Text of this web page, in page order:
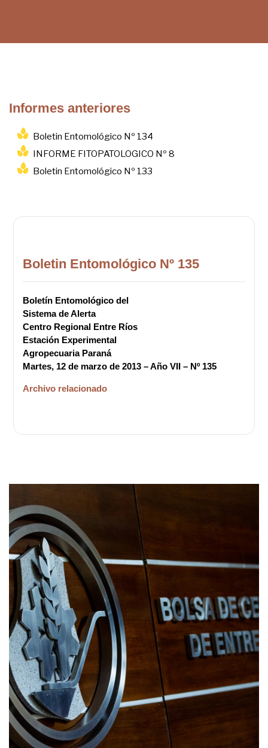
Informes anteriores
Boletin Entomológico Nº 134
INFORME FITOPATOLOGICO Nº 8
Boletin Entomológico Nº 133
Boletin Entomológico Nº 135
Boletín Entomológico del
Sistema de Alerta
Centro Regional Entre Ríos
Estación Experimental
Agropecuaria Paraná
Martes, 12 de marzo de 2013 – Año VII – Nº 135
Archivo relacionado